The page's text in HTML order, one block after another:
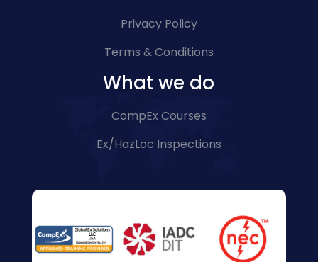
Privacy Policy
Terms & Conditions
What we do
CompEx Courses
Ex/HazLoc Inspections